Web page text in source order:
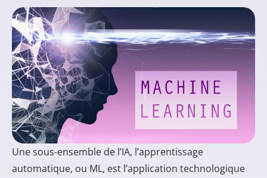
Une sous-ensemble de l’IA, l’apprentissage
automatique, ou ML, est l’application technologique